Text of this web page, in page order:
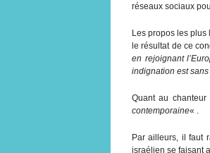
réseaux sociaux
Les propos les plus
le résultat de ce
en rejoignant
indignation est
Quant au
contemporaine« .
Par ailleurs, il faut
israélien se faisant